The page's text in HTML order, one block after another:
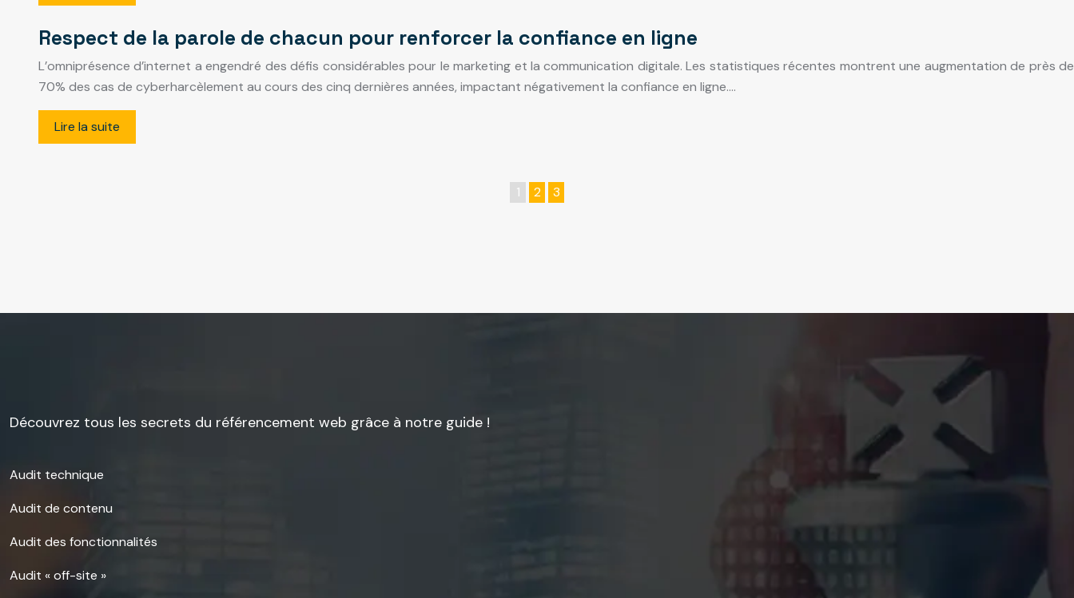
Respect de la parole de chacun pour renforcer la confiance en ligne
L’omniprésence d’internet a engendré des défis considérables pour le marketing et la communication digitale. Les statistiques récentes montrent une augmentation de près de
70% des cas de cyberharcèlement au cours des cinq dernières années, impactant négativement la confiance en ligne….
Lire la suite
1 2 3
Découvrez tous les secrets du référencement web grâce à notre guide !
Audit technique
Audit de contenu
Audit des fonctionnalités
Audit « off-site »